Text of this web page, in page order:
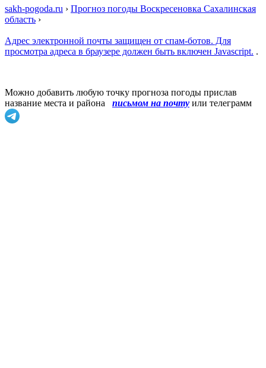
sakh-pogoda.ru › Прогноз погоды Воскресеновка Сахалинская
область ›
Адрес электронной почты защищен от спам-ботов. Для
просмотра адреса в браузере должен быть включен Javascript. .
Можно добавить любую точку прогноза погоды прислав
название места и района
письмом на почту или телеграмм